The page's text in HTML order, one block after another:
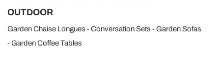
OUTDOOR
Garden Chaise Longues Conversation Sets
Garden Sofas
Garden Coffee Tables